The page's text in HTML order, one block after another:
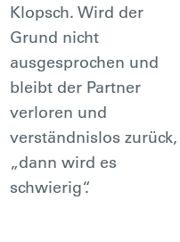
Klopsch. Wird der
Grund nicht
ausgesprochen und
bleibt der Partner
verloren und
verständnislos zurück,
„dann wird es
schwierig“.